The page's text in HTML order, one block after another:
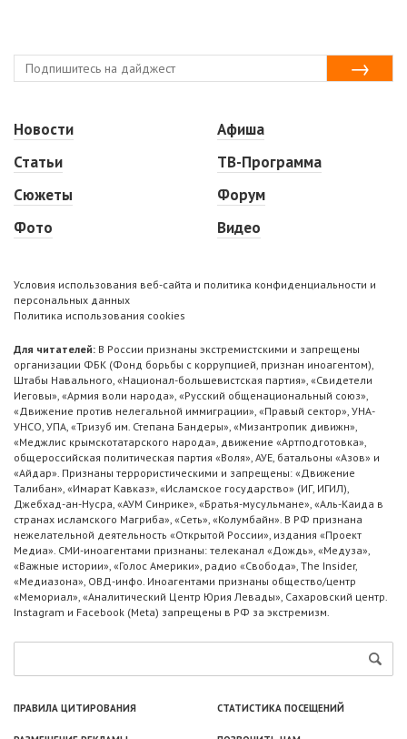
Новости
Статьи
Сюжеты
Фото
Афиша
ТВ-Программа
Форум
Видео
Условия использования веб-сайта и политика конфиденциальности и
персональных данных
Политика использования cookies
Для читателей: В России признаны экстремистскими и запрещены
организации ФБК (Фонд борьбы с коррупцией, признан иноагентом),
Штабы Навального, «Национал-большевистская партия», «Свидетели
Иеговы», «Армия воли народа», «Русский общенациональный союз»,
«Движение против нелегальной иммиграции», «Правый сектор», УНА-
УНСО, УПА, «Тризуб им. Степана Бандеры», «Мизантропик дивижн»,
«Меджлис крымскотатарского народа», движение «Артподготовка»,
общероссийская политическая партия «Воля», АУЕ, батальоны «Азов» и
«Айдар». Признаны террористическими и запрещены: «Движение
Талибан», «Имарат Кавказ», «Исламское государство» (ИГ, ИГИЛ),
Джебхад-ан-Нусра, «АУМ Синрике», «Братья-мусульмане», «Аль-Каида в
странах исламского Магриба», «Сеть», «Колумбайн». В РФ признана
нежелательной деятельность «Открытой России», издания «Проект
Медиа». СМИ-иноагентами признаны: телеканал «Дождь», «Медуза»,
«Важные истории», «Голос Америки», радио «Свобода», The Insider,
«Медиазона», ОВД-инфо. Иноагентами признаны общество/центр
«Мемориал», «Аналитический Центр Юрия Левады», Сахаровский центр.
Instagram и Facebook (Metа) запрещены в РФ за экстремизм.
ПРАВИЛА ЦИТИРОВАНИЯ СТАТИСТИКА ПОСЕЩЕНИЙ